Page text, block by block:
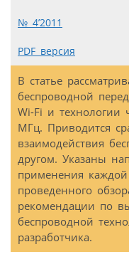
№ 4’2011
PDF версия
В статье
беспроводной
Wi-Fi и технологии
МГц. Приводится
взаимодействия
другом. Указаны
применения
проведенного
рекомендации по
беспроводной
разработчика.